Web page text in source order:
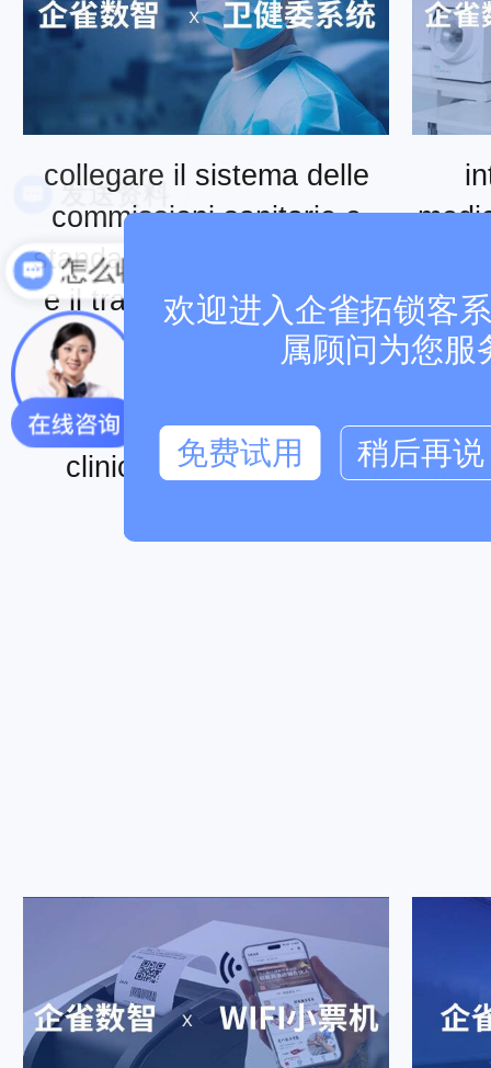
collegare il sistema delle
commissioni sanitarie e
standardizzare la diagnosi
e il trattamento in moduli
quali la scrittura di
prescrizioni, la firma
elettronica delle cartelle
cliniche e il confronto
怎么收费
欢迎进入企雀拓锁客
属顾问为您服
免费试用 稍后再说